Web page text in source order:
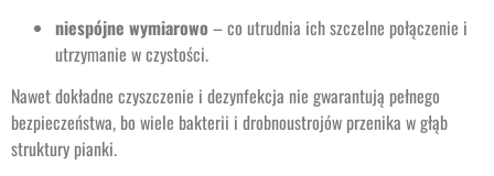
niespójne wymiarowo – co utrudnia ich szczelne połączenie i
utrzymanie w czystości.
Nawet dokładne czyszczenie i dezynfekcja nie gwarantują pełnego
bezpieczeństwa, bo wiele bakterii i drobnoustrojów przenika w głąb
struktury pianki.